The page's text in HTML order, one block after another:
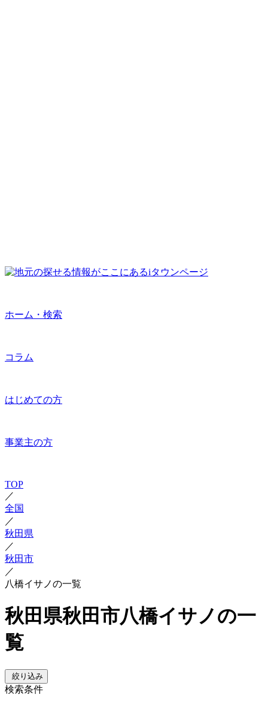
ホーム・検索
コラム
はじめての方
事業主の方
TOP
／
全国
／
秋田県
／
秋田市
／
八橋イサノの一覧
秋田県秋田市八橋イサノの一
覧
絞り込み
検索条件